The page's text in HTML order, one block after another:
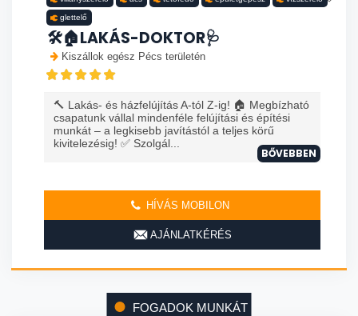
glettelő
🛠️🏠LAKÁS-DOKTOR🩺
Kiszállok egész Pécs területén
🔨 Lakás- és házfelújítás A-tól Z-ig! 🏠 Megbízható
csapatunk vállal mindenféle felújítási és építési
munkát – a legkisebb javítástól a teljes körű
kivitelezésig! ✅ Szolgál...
BŐVEBBEN
HÍVÁS MOBILON
AJÁNLATKÉRÉS
FOGADOK MUNKÁT